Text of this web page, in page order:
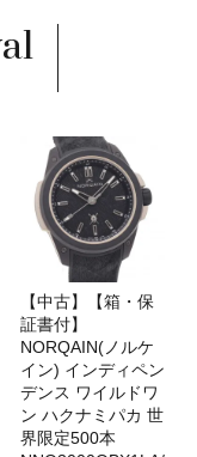
【中古】【箱・保
証書付】
NORQAIN(ノルケ
イン) インディペン
デンス ワイルドワ
ン ハクナミパカ 世
界限定500本